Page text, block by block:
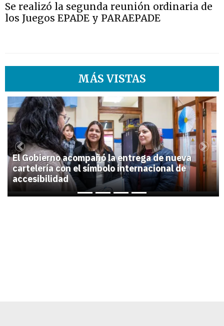
Se realizó la segunda reunión ordinaria de
los Juegos EPADE y PARAEPADE
MÁS VISTAS
1
El Gobierno acompañó la entrega de nueva
cartelería con el símbolo internacional de
accesibilidad
Previous Next